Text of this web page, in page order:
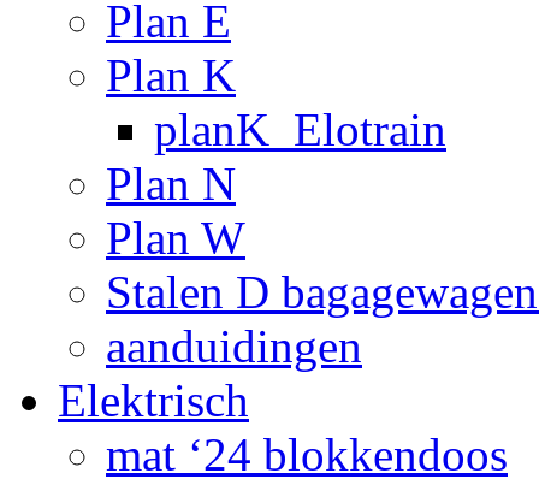
Plan E
Plan K
planK_Elotrain
Plan N
Plan W
Stalen D
aanduidingen
Elektrisch
mat ‘24 blokkendoos